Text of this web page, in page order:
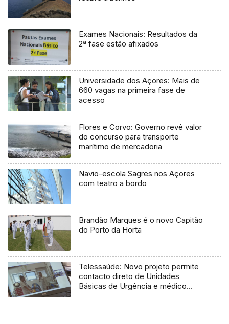
Exames Nacionais: Resultados da
2ª fase estão afixados
Universidade dos Açores: Mais de
660 vagas na primeira fase de
acesso
Flores e Corvo: Governo revê valor
do concurso para transporte
marítimo de mercadoria
Navio-escola Sagres nos Açores
com teatro a bordo
Brandão Marques é o novo Capitão
do Porto da Horta
Telessaúde: Novo projeto permite
contacto direto de Unidades
Básicas de Urgência e médico